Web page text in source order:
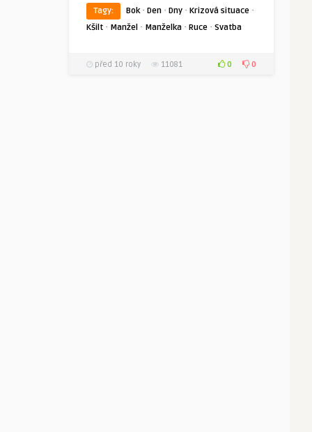
Tagy: Bok· Den · Dny · Krizová situace ·
Kšilt · Manžel · Manželka · Ruce · Svatba
před 10 roky 11081 0 0